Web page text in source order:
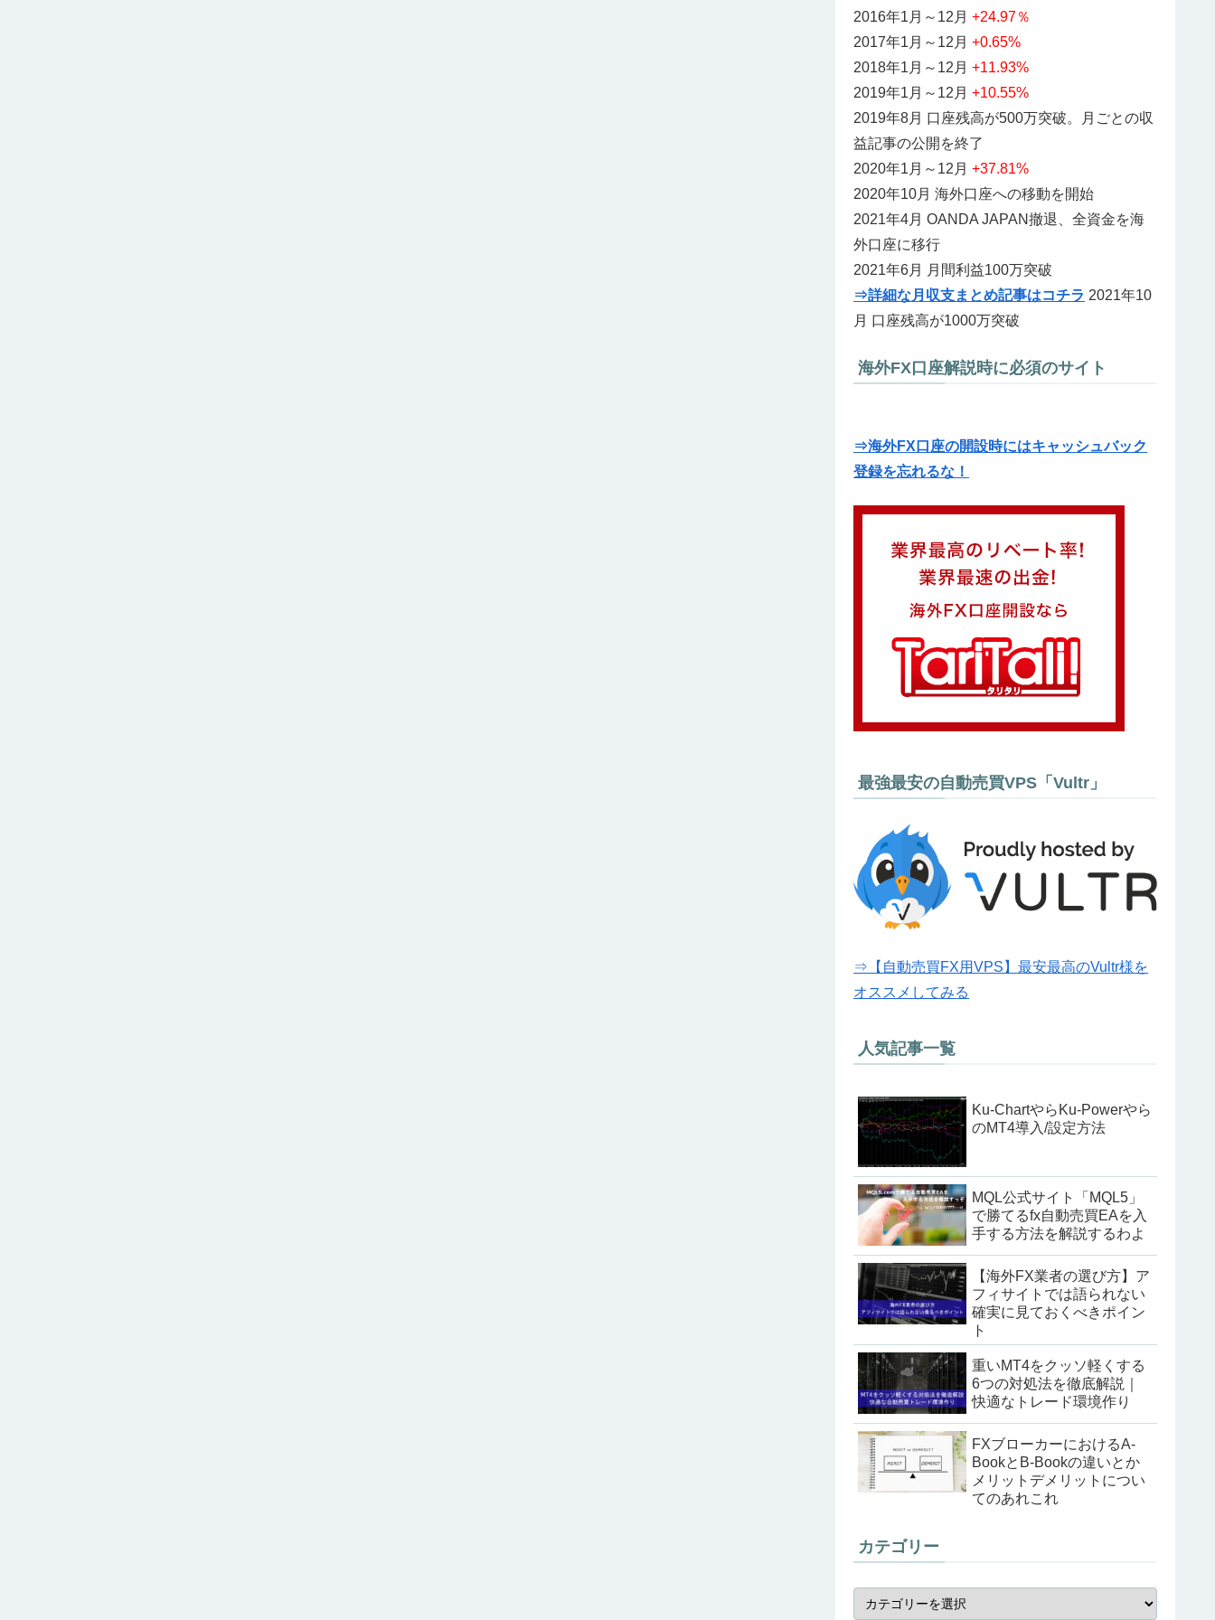
2016年1月～12月 +24.97％
2017年1月～12月 +0.65%
2018年1月～12月 +11.93%
2019年1月～12月 +10.55%
2019年8月 口座残高が500万突破。月ごとの収
益記事の公開を終了
2020年1月～12月 +37.81%
2020年10月 海外口座への移動を開始
2021年4月 OANDA JAPAN撤退、全資金を海
外口座に移行
2021年6月 月間利益100万突破
⇒詳細な月収支まとめ記事はコチラ 2021年10
月 口座残高が1000万突破
海外FX口座解説時に必須のサイト
⇒海外FX口座の開設時にはキャッシュバック
登録を忘れるな！
最強最安の自動売買VPS「Vultr」
⇒【自動売買FX用VPS】最安最高のVultr様を
オススメしてみる
人気記事一覧
Ku-ChartやらKu-Powerやら
のMT4導入/設定方法
MQL公式サイト「MQL5」
で勝てるfx自動売買EAを入
手する方法を解説するわよ
【海外FX業者の選び方】ア
フィサイトでは語られない
確実に見ておくべきポイン
ト
重いMT4をクッソ軽くする
6つの対処法を徹底解説｜
快適なトレード環境作り
FXブローカーにおけるA-
BookとB-Bookの違いとか
メリットデメリットについ
てのあれこれ
カテゴリー